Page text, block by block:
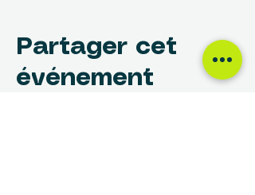
Partager cet
événement